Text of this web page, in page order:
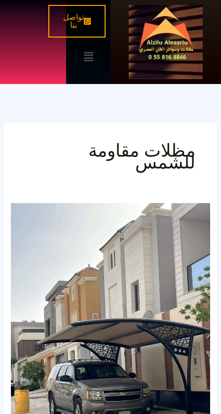
تخطي
المحتوى
تواصل
بنا
القائمة
مظلات مقاومة
للشمس
أفضل
في
مكة